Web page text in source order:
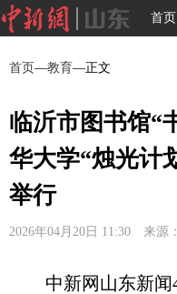
首页
首页—教育—正文
临沂市图书馆“
华大学“烛光计
举行
2026年04月20日 11:30 来源
中新网山东新闻4